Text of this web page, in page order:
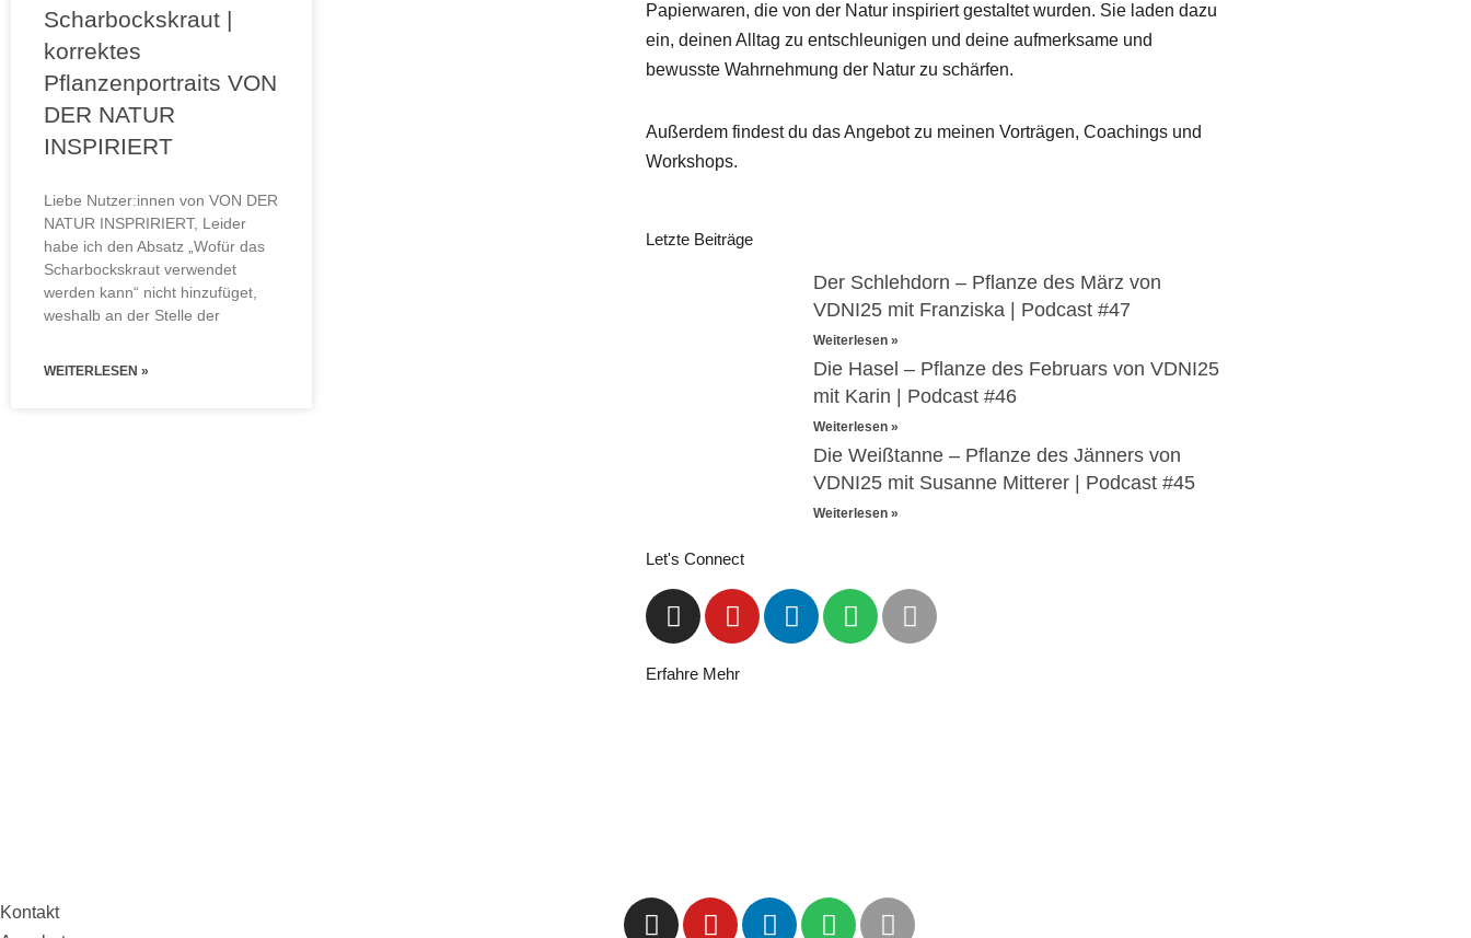
Scharbockskraut |
korrektes
Pflanzenportraits VON
DER NATUR
INSPIRIERT
Liebe Nutzer:innen von VON DER
NATUR INSPRIRIERT, Leider
habe ich den Absatz „Wofür das
Scharbockskraut verwendet
werden kann“ nicht hinzufüget,
weshalb an der Stelle der
WEITERLESEN »
Papierwaren, die von der Natur inspiriert gestaltet wurden. Sie laden dazu
ein, deinen Alltag zu entschleunigen und deine aufmerksame und
bewusste Wahrnehmung der Natur zu schärfen.
Außerdem findest du das Angebot zu meinen Vorträgen, Coachings und
Workshops.
Letzte Beiträge
Der Schlehdorn – Pflanze des März von
VDNI25 mit Franziska | Podcast #47
Weiterlesen »
Die Hasel – Pflanze des Februars von VDNI25
mit Karin | Podcast #46
Weiterlesen »
Die Weißtanne – Pflanze des Jänners von
VDNI25 mit Susanne Mitterer | Podcast #45
Weiterlesen »
Let's Connect
Erfahre Mehr
Kontakt